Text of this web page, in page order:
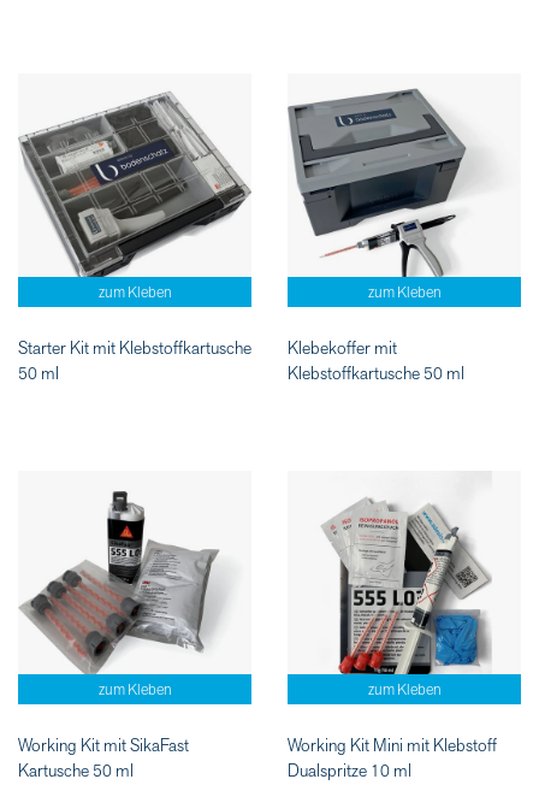
zum Kleben
Starter Kit mit Klebstoffkartusche
50 ml
zum Kleben
Klebekoffer mit
Klebstoffkartusche 50 ml
zum Kleben
Working Kit mit SikaFast
Kartusche 50 ml
zum Kleben
Working Kit Mini mit Klebstoff
Dualspritze 10 ml